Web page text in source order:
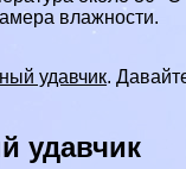
влажности.
удавчик.
удавчик